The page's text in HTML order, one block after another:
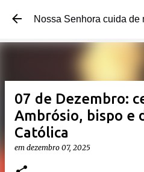
Pular para o
Nossa Senhora cuida de
07 de Dezembro:
Ambrósio, bispo e
Católica
em dezembro 07, 2025